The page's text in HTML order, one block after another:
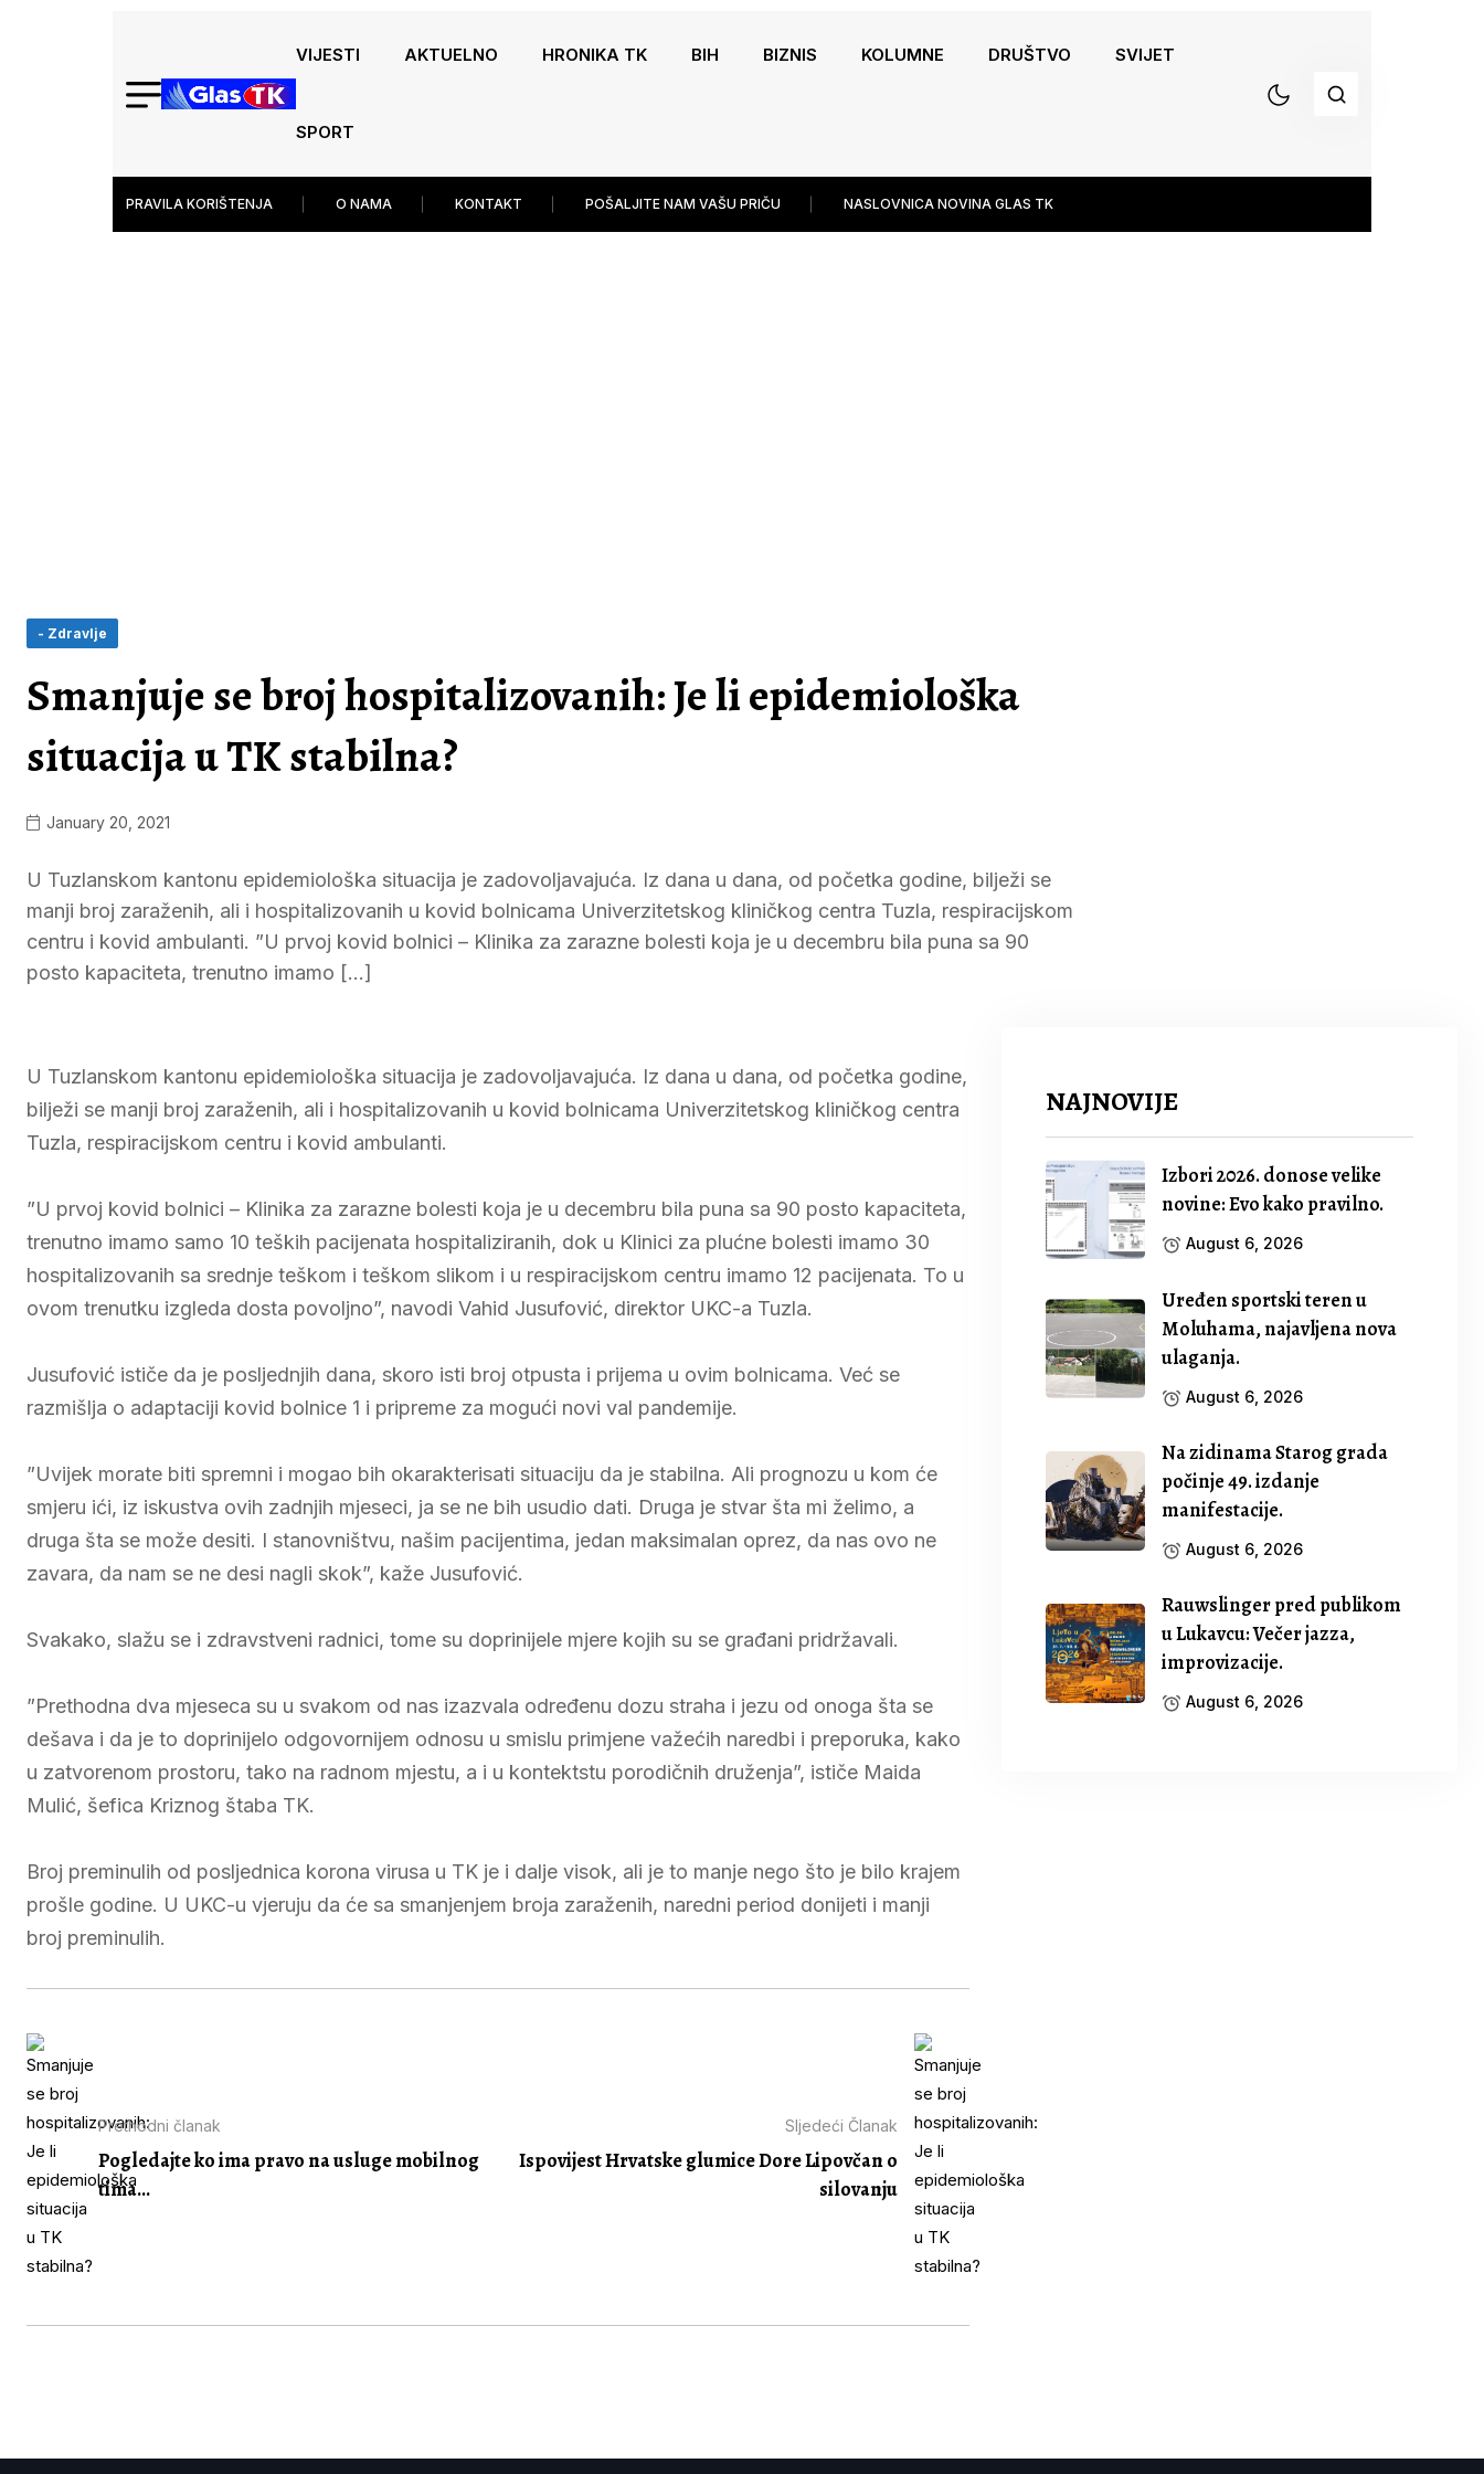
VIJESTI AKTUELNO HRONIKA TK BIH BIZNIS KOLUMNE DRUŠTVO SVIJET
SPORT
PRAVILA KORIŠTENJA O NAMA KONTAKT POŠALJITE NAM VAŠU PRIČU NASLOVNICA NOVINA GLAS TK
- Zdravlje
Smanjuje se broj hospitalizovanih: Je li epidemiološka
situacija u TK stabilna?
January 20, 2021
U Tuzlanskom kantonu epidemiološka situacija je zadovoljavajuća. Iz dana u dana, od početka godine, bilježi se
manji broj zaraženih, ali i hospitalizovanih u kovid bolnicama Univerzitetskog kliničkog centra Tuzla, respiracijskom
centru i kovid ambulanti. ”U prvoj kovid bolnici – Klinika za zarazne bolesti koja je u decembru bila puna sa 90
posto kapaciteta, trenutno imamo […]
U Tuzlanskom kantonu epidemiološka situacija je zadovoljavajuća. Iz dana u dana, od početka godine,
bilježi se manji broj zaraženih, ali i hospitalizovanih u kovid bolnicama Univerzitetskog kliničkog centra
Tuzla, respiracijskom centru i kovid ambulanti.
”U prvoj kovid bolnici – Klinika za zarazne bolesti koja je u decembru bila puna sa 90 posto kapaciteta,
trenutno imamo samo 10 teških pacijenata hospitaliziranih, dok u Klinici za plućne bolesti imamo 30
hospitalizovanih sa srednje teškom i teškom slikom i u respiracijskom centru imamo 12 pacijenata. To u
ovom trenutku izgleda dosta povoljno”, navodi Vahid Jusufović, direktor UKC-a Tuzla.
Jusufović ističe da je posljednjih dana, skoro isti broj otpusta i prijema u ovim bolnicama. Već se
razmišlja o adaptaciji kovid bolnice 1 i pripreme za mogući novi val pandemije.
”Uvijek morate biti spremni i mogao bih okarakterisati situaciju da je stabilna. Ali prognozu u kom će
smjeru ići, iz iskustva ovih zadnjih mjeseci, ja se ne bih usudio dati. Druga je stvar šta mi želimo, a
druga šta se može desiti. I stanovništvu, našim pacijentima, jedan maksimalan oprez, da nas ovo ne
zavara, da nam se ne desi nagli skok”, kaže Jusufović.
Svakako, slažu se i zdravstveni radnici, tome su doprinijele mjere kojih su se građani pridržavali.
”Prethodna dva mjeseca su u svakom od nas izazvala određenu dozu straha i jezu od onoga šta se
dešava i da je to doprinijelo odgovornijem odnosu u smislu primjene važećih naredbi i preporuka, kako
u zatvorenom prostoru, tako na radnom mjestu, a i u kontektstu porodičnih druženja”, ističe Maida
Mulić, šefica Kriznog štaba TK.
Broj preminulih od posljednica korona virusa u TK je i dalje visok, ali je to manje nego što je bilo krajem
prošle godine. U UKC-u vjeruju da će sa smanjenjem broja zaraženih, naredni period donijeti i manji
broj preminulih.
Prethodni članak
Pogledajte ko ima pravo na usluge mobilnog
tima...
Sljedeći Članak
Ispovijest Hrvatske glumice Dore Lipovčan o
silovanju
NAJNOVIJE
Izbori 2026. donose velike
novine: Evo kako pravilno.
August 6, 2026
Uređen sportski teren u
Moluhama, najavljena nova
ulaganja.
August 6, 2026
Na zidinama Starog grada
počinje 49. izdanje
manifestacije.
August 6, 2026
Rauwslinger pred publikom
u Lukavcu: Večer jazza,
improvizacije.
August 6, 2026